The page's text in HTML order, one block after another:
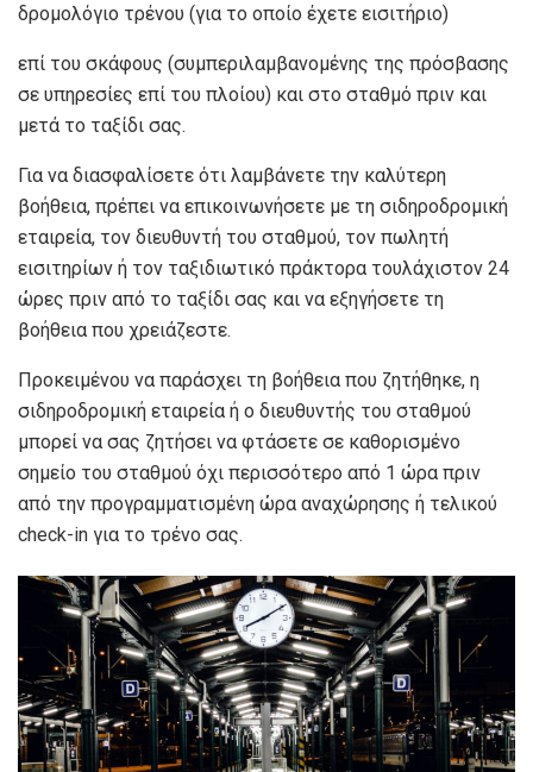
δρομολόγιο τρένου (για το οποίο έχετε εισιτήριο)
επί του σκάφους (συμπεριλαμβανομένης της πρόσβασης
σε υπηρεσίες επί του πλοίου) και στο σταθμό πριν και
μετά το ταξίδι σας.
Για να διασφαλίσετε ότι λαμβάνετε την καλύτερη
βοήθεια, πρέπει να επικοινωνήσετε με τη σιδηροδρομική
εταιρεία, τον διευθυντή του σταθμού, τον πωλητή
εισιτηρίων ή τον ταξιδιωτικό πράκτορα τουλάχιστον 24
ώρες πριν από το ταξίδι σας και να εξηγήσετε τη
βοήθεια που χρειάζεστε.
Προκειμένου να παράσχει τη βοήθεια που ζητήθηκε, η
σιδηροδρομική εταιρεία ή ο διευθυντής του σταθμού
μπορεί να σας ζητήσει να φτάσετε σε καθορισμένο
σημείο του σταθμού όχι περισσότερο από 1 ώρα πριν
από την προγραμματισμένη ώρα αναχώρησης ή τελικού
check-in για το τρένο σας.